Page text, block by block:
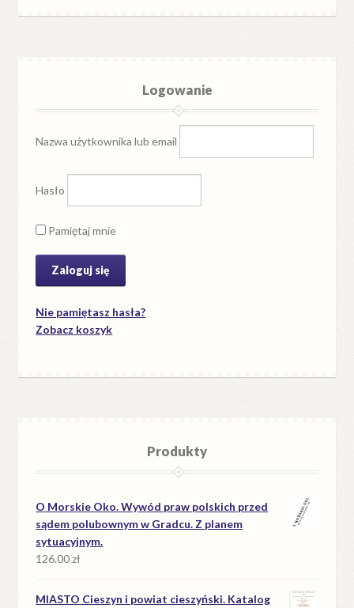
Logowanie
Nazwa użytkownika lub email
Hasło
Pamiętaj mnie
Nie pamiętasz hasła?
Zobacz koszyk
Produkty
O Morskie Oko. Wywód praw polskich przed
sądem polubownym w Gradcu. Z planem
sytuacyjnym.
126.00zł
MIASTO Cieszyn i powiat cieszyński. Katalog